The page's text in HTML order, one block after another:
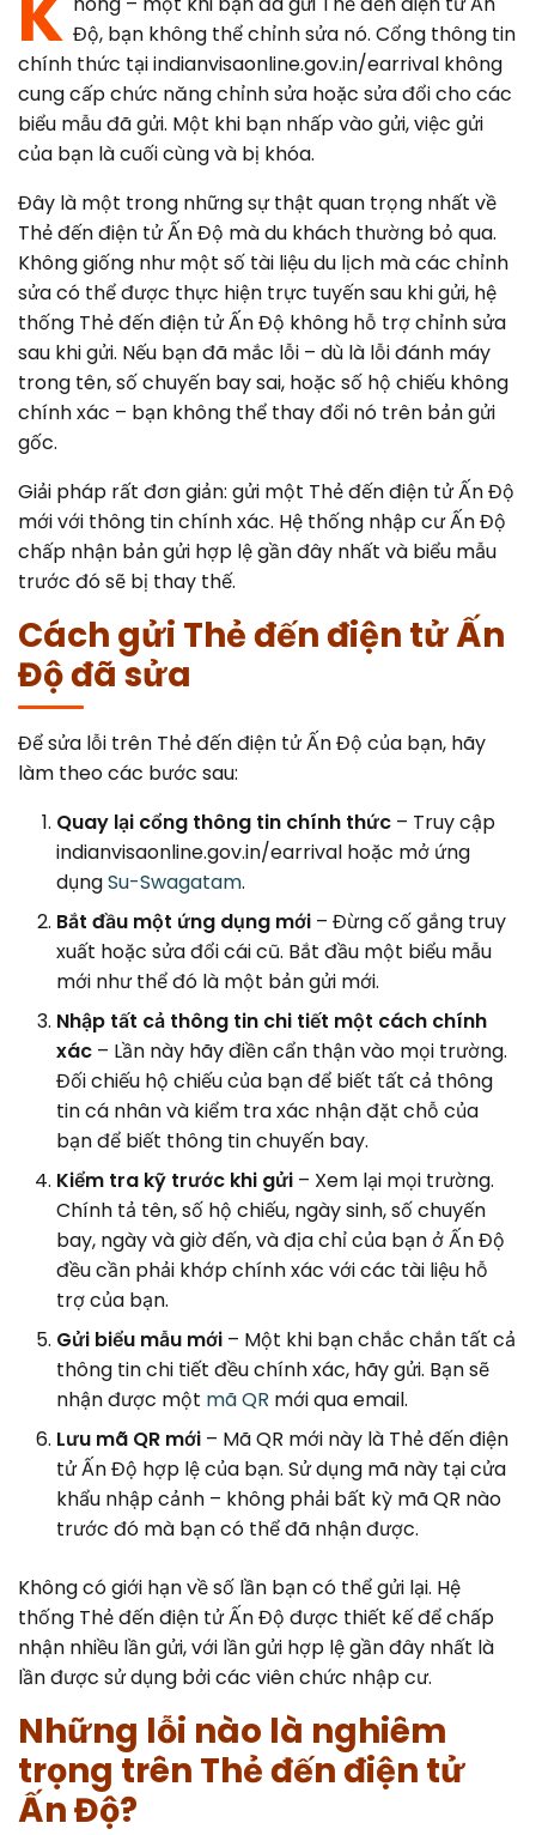
Error Correction
Missed Deadline
Canada
EU Citizens
NRI Guide
Bangalore
LanguagesĐộ, bạn không thể chỉnh sửa nó. Cổng thông tin
chính thức tại indianvisaonline.gov.in/earrival không
cung cấp chức năng chỉnh sửa hoặc sửa đổi cho các
biểu mẫu đã gửi. Một khi bạn nhấp vào gửi, việc gửi
của bạn là cuối cùng và bị khóa.
Đây là một trong những sự thật quan trọng nhất về
Thẻ đến điện tử Ấn Độ mà du khách thường bỏ qua.
Không giống như một số tài liệu du lịch mà các chỉnh
sửa có thể được thực hiện trực tuyến sau khi gửi, hệ
thống Thẻ đến điện tử Ấn Độ không hỗ trợ chỉnh sửa
sau khi gửi. Nếu bạn đã mắc lỗi – dù là lỗi đánh máy
trong tên, số chuyến bay sai, hoặc số hộ chiếu không
chính xác – bạn không thể thay đổi nó trên bản gửi
gốc.
Giải pháp rất đơn giản: gửi một Thẻ đến điện tử Ấn Độ
mới với thông tin chính xác. Hệ thống nhập cư Ấn Độ
chấp nhận bản gửi hợp lệ gần đây nhất và biểu mẫu
trước đó sẽ bị thay thế.
Cách gửi Thẻ đến điện tử Ấn
Độ đã sửa
Để sửa lỗi trên Thẻ đến điện tử Ấn Độ của bạn, hãy
làm theo các bước sau:
Quay lại cổng thông tin chính thức – Truy cập
indianvisaonline.gov.in/earrival hoặc mở ứng
dụngSu-Swagatam.
Bắt đầu một ứng dụng mới – Đừng cố gắng truy
xuất hoặc sửa đổi cái cũ. Bắt đầu một biểu mẫu
mới như thể đó là một bản gửi mới.
Nhập tất cả thông tin chi tiết một cách chính
xác – Lần này hãy điền cẩn thận vào mọi trường.
Đối chiếu hộ chiếu của bạn để biết tất cả thông
tin cá nhân và kiểm tra xác nhận đặt chỗ của
bạn để biết thông tin chuyến bay.
Kiểm tra kỹ trước khi gửi – Xem lại mọi trường.
Chính tả tên, số hộ chiếu, ngày sinh, số chuyến
bay, ngày và giờ đến, và địa chỉ của bạn ở Ấn Độ
đều cần phải khớp chính xác với các tài liệu hỗ
trợ của bạn.
Gửi biểu mẫu mới – Một khi bạn chắc chắn tất cả
thông tin chi tiết đều chính xác, hãy gửi. Bạn sẽ
nhận được một mã QR mới qua email.
Lưu mã QR mới – Mã QR mới này là Thẻ đến điện
tử Ấn Độ hợp lệ của bạn. Sử dụng mã này tại cửa
khẩu nhập cảnh – không phải bất kỳ mã QR nào
trước đó mà bạn có thể đã nhận được.
Không có giới hạn về số lần bạn có thể gửi lại. Hệ
thống Thẻ đến điện tử Ấn Độ được thiết kế để chấp
nhận nhiều lần gửi, với lần gửi hợp lệ gần đây nhất là
lần được sử dụng bởi các viên chức nhập cư.
Những lỗi nào là nghiêm
trọng trên Thẻ đến điện tử
Ấn Độ?